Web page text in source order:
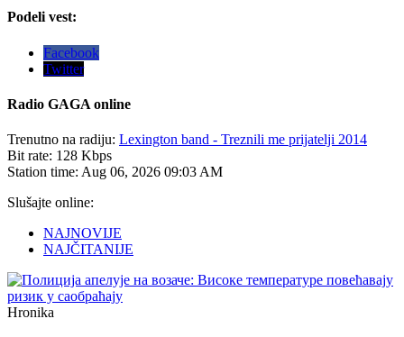
Podeli vest:
Facebook
Twitter
Radio GAGA online
Trenutno na radiju: Lexington band - Treznili me prijatelji 2014
Bit rate: 128 Kbps
Station time: Aug 06, 2026 09:03 AM
Slušajte online:
NAJNOVIJE
NAJČITANIJE
Hronika